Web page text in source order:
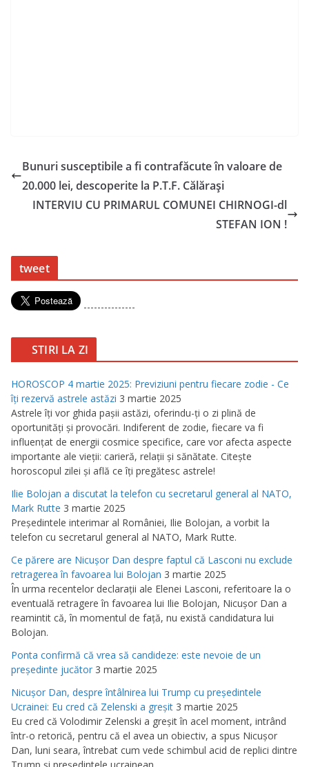
Bunuri susceptibile a fi contrafăcute în valoare de
20.000 lei, descoperite la P.T.F. Călăraşi
INTERVIU CU PRIMARUL COMUNEI CHIRNOGI-dl
STEFAN ION !
tweet
---------------
STIRI LA ZI
HOROSCOP 4 martie 2025: Previziuni pentru fiecare zodie - Ce
îţi rezervă astrele astăzi 3 martie 2025
Astrele îţi vor ghida paşii astăzi, oferindu-ţi o zi plină de
oportunităţi şi provocări. Indiferent de zodie, fiecare va fi
influenţat de energii cosmice specifice, care vor afecta aspecte
importante ale vieţii: carieră, relaţii şi sănătate. Citeşte
horoscopul zilei şi află ce îţi pregătesc astrele!
Ilie Bolojan a discutat la telefon cu secretarul general al NATO,
Mark Rutte 3 martie 2025
Preşedintele interimar al României, Ilie Bolojan, a vorbit la
telefon cu secretarul general al NATO, Mark Rutte.
Ce părere are Nicuşor Dan despre faptul că Lasconi nu exclude
retragerea în favoarea lui Bolojan 3 martie 2025
În urma recentelor declaraţii ale Elenei Lasconi, referitoare la o
eventuală retragere în favoarea lui Ilie Bolojan, Nicuşor Dan a
reamintit că, în momentul de faţă, nu există candidatura lui
Bolojan.
Ponta confirmă că vrea să candideze: este nevoie de un
preşedinte jucător 3 martie 2025
Nicuşor Dan, despre întâlnirea lui Trump cu preşedintele
Ucrainei: Eu cred că Zelenski a greşit 3 martie 2025
Eu cred că Volodimir Zelenski a greşit în acel moment, intrând
într-o retorică, pentru că el avea un obiectiv, a spus Nicuşor
Dan, luni seara, întrebat cum vede schimbul acid de replici dintre